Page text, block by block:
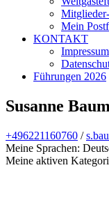
Mein
KONTAKT
Impressum
Führungen 2026
Susanne
+496221160760 /
Meine Sprachen:
Meine aktiven